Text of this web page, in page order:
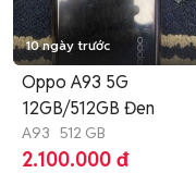
10 ngày trước
Oppo A93 5G
12GB/512GB Đen
A93 512 GB
2.100.000 đ